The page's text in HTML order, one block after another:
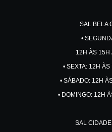
SAL BELA
•
12H ÀS 15H
• SEXTA: 12H
• SÁBADO: 12H
• DOMINGO: 12H
SAL